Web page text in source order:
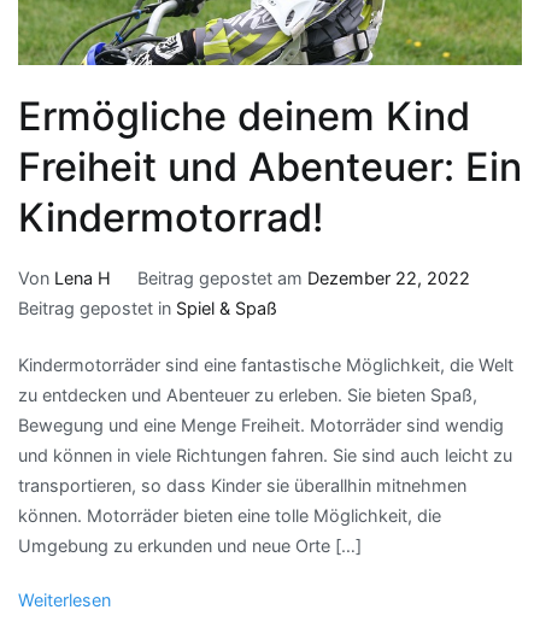
Ermögliche deinem Kind
Freiheit und Abenteuer: Ein
Kindermotorrad!
Von Lena H Beitrag gepostet am Dezember 22, 2022
Beitrag gepostet in Spiel & Spaß
Kindermotorräder sind eine fantastische Möglichkeit, die Welt
zu entdecken und Abenteuer zu erleben. Sie bieten Spaß,
Bewegung und eine Menge Freiheit. Motorräder sind wendig
und können in viele Richtungen fahren. Sie sind auch leicht zu
transportieren, so dass Kinder sie überallhin mitnehmen
können. Motorräder bieten eine tolle Möglichkeit, die
Umgebung zu erkunden und neue Orte […]
Weiterlesen